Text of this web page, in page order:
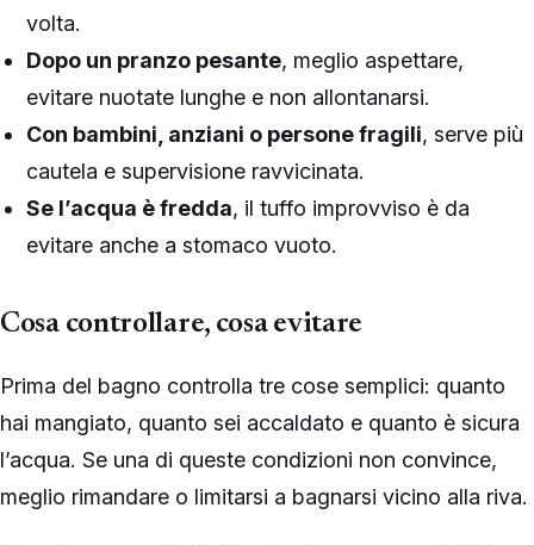
volta.
Dopo un pranzo pesante, meglio aspettare,
evitare nuotate lunghe e non allontanarsi.
Con bambini, anziani o persone fragili, serve più
cautela e supervisione ravvicinata.
Se l’acqua è fredda, il tuffo improvviso è da
evitare anche a stomaco vuoto.
Cosa controllare, cosa evitare
Prima del bagno controlla tre cose semplici: quanto
hai mangiato, quanto sei accaldato e quanto è sicura
l’acqua. Se una di queste condizioni non convince,
meglio rimandare o limitarsi a bagnarsi vicino alla riva.